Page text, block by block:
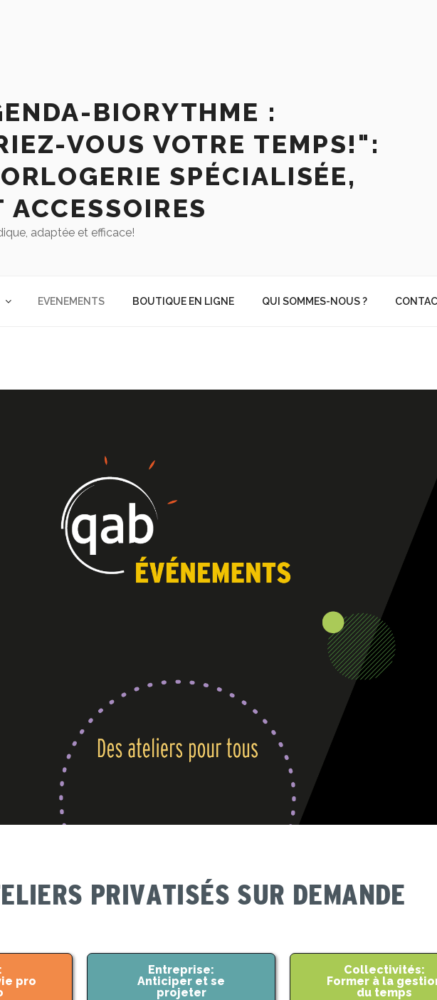
BIORYTHME :
VOUS VOTRE TEMPS!":
SPÉCIALISÉE,
ACCESSOIRES
adaptée et efficace!
EVENEMENTS BOUTIQUE EN LIGNE QUI SOMMES-NOUS ?
PRIVATISÉS SUR DEMANDE
pro
Entreprise:
Anticiper et se
projeter
Collectivités:
Former à la
du temps